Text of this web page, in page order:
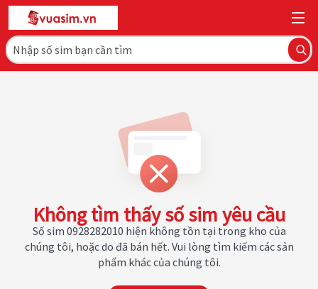
Không tìm thấy số sim yêu cầu
Số sim 0928282010 hiện không tồn tại trong kho của
chúng tôi, hoặc do đã bán hết. Vui lòng tìm kiếm các sản
phẩm khác của chúng tôi.